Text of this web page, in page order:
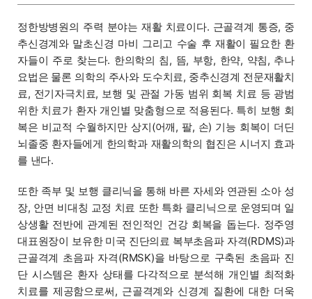
정한방병원의 주력 분야는 재활 치료이다. 근골격계 통증, 중
추신경계와 말초신경 마비 그리고 수술 후 재활이 필요한 환
자들이 주로 찾는다. 한의학의 침, 뜸, 부항, 한약, 약침, 추나
요법은 물론 의학의 주사와 도수치료, 중추신경계 전문재활치
료, 전기자극치료, 보행 및 관절 가동 범위 회복 치료 등 광범
위한 치료가 환자 개인별 맞춤형으로 적용된다. 특히 보행 회
복은 비교적 수월하지만 상지(어깨, 팔, 손) 기능 회복이 더딘
뇌졸중 환자들에게 한의학과 재활의학의 협진은 시너지 효과
를 낸다.
또한 족부 및 보행 클리닉을 통해 바른 자세와 연관된 소아 성
장, 안면 비대칭 교정 치료 또한 특화 클리닉으로 운영되며 일
상생활 전반에 관계된 전인적인 건강 회복을 돕는다. 정주영
대표원장이 보유한 미국 진단의료 복부초음파 자격(RDMS)과
근골격계 초음파 자격(RMSK)을 바탕으로 구축된 초음파 진
단 시스템은 환자 상태를 다각적으로 분석해 개인별 최적화
치료를 제공함으로써, 근골격계와 신경계 질환에 대한 더욱